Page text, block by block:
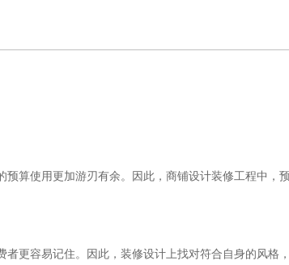
算使用更加游刃有余。因此，商铺设计装修工程中，
更容易记住。因此，装修设计上找对符合自身的风格